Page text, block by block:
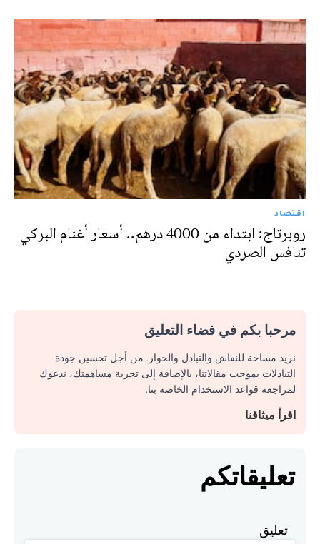
اقتصاد
روبرتاج: ابتداء من 4000 درهم.. أسعار أغنام البركي
تنافس الصردي
مرحبا بكم في فضاء التعليق
نريد مساحة للنقاش والتبادل والحوار. من أجل تحسين جودة
التبادلات بموجب مقالاتنا، بالإضافة إلى تجربة مساهمتك، ندعوك
لمراجعة قواعد الاستخدام الخاصة بنا.
اقرأ ميثاقنا
تعليقاتكم
تعليق